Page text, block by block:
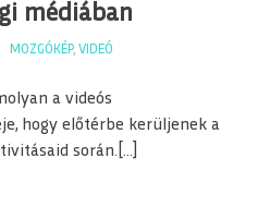
médiában
MOZGÓKÉP, VIDEÓ
a videós
hogy előtérbe kerüljenek a
során.[…]